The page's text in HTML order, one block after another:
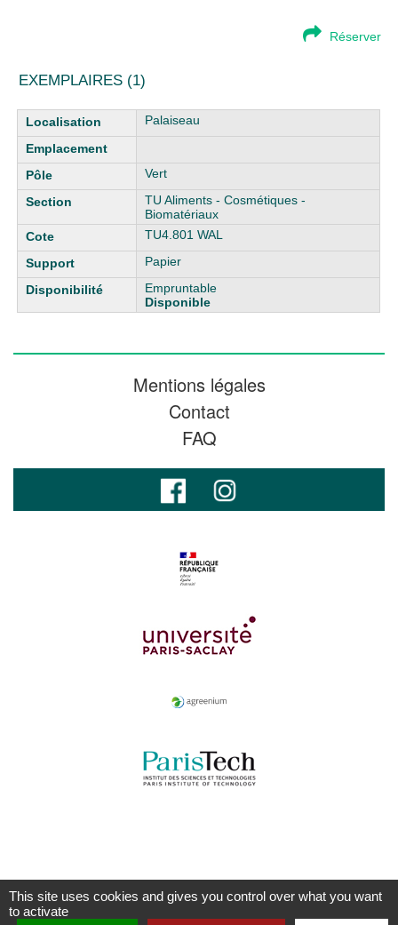
Réserver
EXEMPLAIRES (1)
Liste des exemplaires Palaiseau
Vert
TU Aliments - Cosmétiques -
Biomatériaux
TU4.801 WAL
Papier
Empruntable
Disponible
Mentions légales
Contact
FAQ
This site uses cookies and gives you control over what you want
to activate